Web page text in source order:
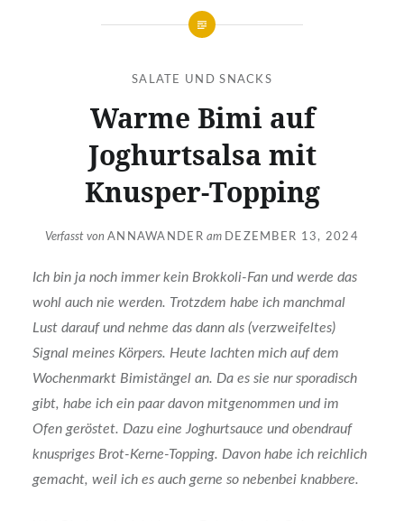
SALATE UND SNACKS
Warme Bimi auf
Joghurtsalsa mit
Knusper-Topping
Verfasst von ANNAWANDER am DEZEMBER 13, 2024
Ich bin ja noch immer kein Brokkoli-Fan und werde das
wohl auch nie werden. Trotzdem habe ich manchmal
Lust darauf und nehme das dann als (verzweifeltes)
Signal meines Körpers. Heute lachten mich auf dem
Wochenmarkt Bimistängel an. Da es sie nur sporadisch
gibt, habe ich ein paar davon mitgenommen und im
Ofen geröstet. Dazu eine Joghurtsauce und obendrauf
knuspriges Brot-Kerne-Topping. Davon habe ich reichlich
gemacht, weil ich es auch gerne so nebenbei knabbere.